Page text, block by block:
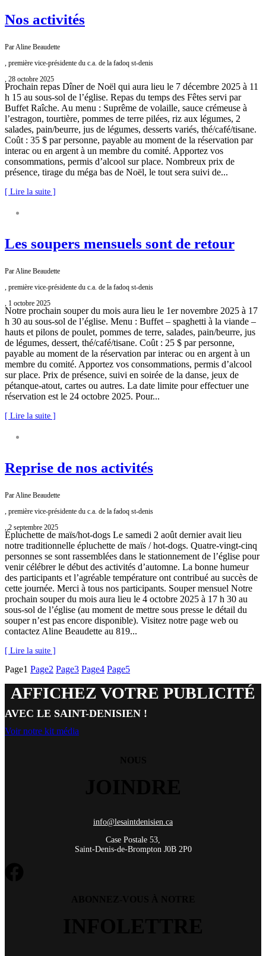
Nos activités
Par Aline Beaudette
, première vice-présidente du c.a. de la fadoq st-denis
, 28 octobre 2025
Prochain repas Dîner de Noël qui aura lieu le 7 décembre 2025 à 11
h 15 au sous-sol de l’église. Repas du temps des Fêtes servi par
Buffet Raîche. Au menu : Suprême de volaille, sauce crémeuse à
l’estragon, tourtière, pommes de terre pilées, riz aux légumes, 2
salades, pain/beurre, jus de légumes, desserts variés, thé/café/tisane.
Coût : 35 $ par personne, payable au moment de la réservation par
interac ou en argent à un membre du comité. Apportez vos
consommations, permis d’alcool sur place. Nombreux prix de
présence, tirage du méga bas de Noël, le tout sera suivi de...
[ Lire la suite ]
Les soupers mensuels sont de retour
Par Aline Beaudette
, première vice-présidente du c.a. de la fadoq st-denis
, 1 octobre 2025
Notre prochain souper du mois aura lieu le 1er novembre 2025 à 17
h 30 au sous-sol de l’église. Menu : Buffet – spaghetti à la viande –
hauts et pilons de poulet, pommes de terre, salades, pain/beurre, jus
de légumes, dessert, thé/café/tisane. Coût : 25 $ par personne,
payable au moment de la réservation par interac ou en argent à un
membre du comité. Apportez vos consommations, permis d’alcool
sur place. Prix de présence, suivi en soirée de la danse, jeux de
pétanque-atout, cartes ou autres. La date limite pour effectuer une
réservation est le 24 octobre 2025. Pour...
[ Lire la suite ]
Reprise de nos activités
Par Aline Beaudette
, première vice-présidente du c.a. de la fadoq st-denis
, 2 septembre 2025
Épluchette de maïs/hot-dogs Le samedi 2 août dernier avait lieu
notre traditionnelle épluchette de maïs / hot-dogs. Quatre-vingt-cinq
personnes se sont rassemblées dans le stationnement de l’église pour
venir célébrer le début des activités d’automne. La bonne humeur
des participants et l’agréable température ont contribué au succès de
cette journée. Merci à tous nos participants. Souper mensuel Notre
prochain souper du mois aura lieu le 4 octobre 2025 à 17 h 30 au
sous-sol de l’église (au moment de mettre sous presse le détail du
souper n’est pas encore disponible). Visitez notre page web ou
contactez Aline Beaudette au 819...
[ Lire la suite ]
Page1 Page2 Page3 Page4 Page5
AFFICHEZ VOTRE PUBLICITÉ
AVEC LE SAINT-DENISIEN !
Voir notre kit média
info@lesaintdenisien.ca
Case Postale 53,
Saint-Denis-de-Brompton J0B 2P0